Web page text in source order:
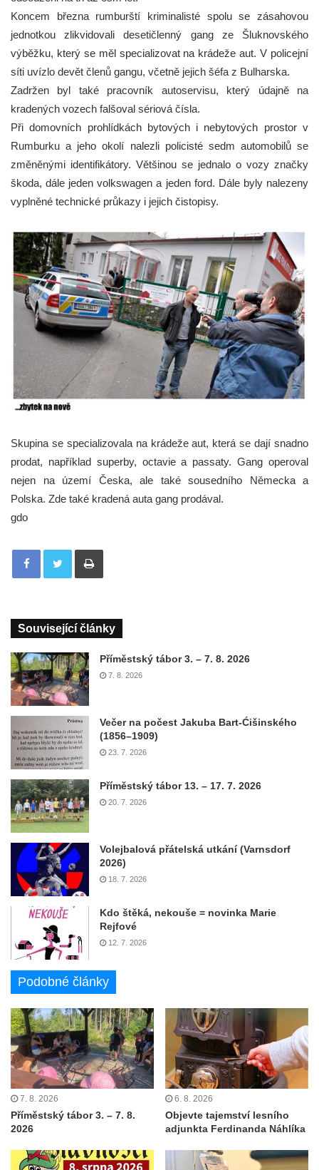
Koncem března rumburští kriminalisté spolu se zásahovou
jednotkou zlikvidovali desetičlenný gang ze Šluknovského
výběžku, který se měl specializovat na krádeže aut. V policejní
síti uvízlo devět členů gangu, včetně jejich šéfa z Bulharska.
Zadržen byl také pracovník autoservisu, který údajně na
kradených vozech falšoval sériová čísla.
Při domovních prohlídkách bytových i nebytových prostor v
Rumburku a jeho okolí nalezli policisté sedm automobilů se
změněnými identifikátory. Většinou se jednalo o vozy značky
škoda, dále jeden volkswagen a jeden ford. Dále byly nalezeny
vyplněné technické průkazy i jejich čistopisy.
Skupina se specializovala na krádeže aut, která se dají snadno
prodat, například superby, octavie a passaty. Gang operoval
nejen na území Česka, ale také sousedního Německa a
Polska. Zde také kradená auta gang prodával.
gdo
Tisknout
Související články
Příměstský tábor 3. – 7. 8. 2026
7. 8. 2026
Večer na počest Jakuba Bart-Ćišinského
(1856–1909)
23. 7. 2026
Příměstský tábor 13. – 17. 7. 2026
20. 7. 2026
Volejbalová přátelská utkání (Varnsdorf
2026)
18. 7. 2026
Kdo štěká, nekouše = novinka Marie
Rejfové
12. 7. 2026
Podobné články
7. 8. 2026
Příměstský tábor 3. – 7. 8.
2026
6. 8. 2026
Objevte tajemství lesního
adjunkta Ferdinanda Náhlíka